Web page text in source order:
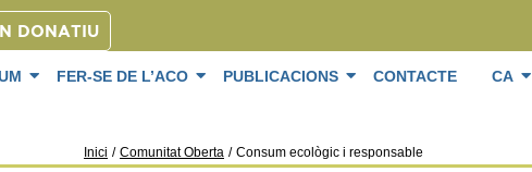
DONATIU
FER-SE DE L’ACO PUBLICACIONS CONTACTE CA
Inici / Comunitat Oberta / Consum ecològic i responsable